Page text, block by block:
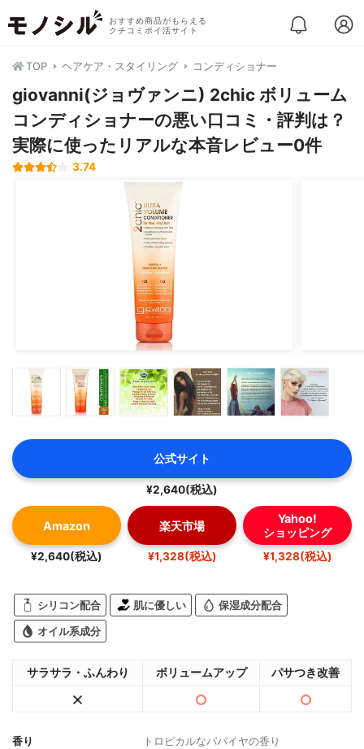
おすすめ商品がもらえる
クチコミポイ活サイト
TOP ヘアケア・スタイリング コンディショナー
giovanni(ジョヴァンニ) 2chic ボリューム
コンディショナーの悪い口コミ・評判は？
実際に使ったリアルな本音レビュー0件
3.74
公式サイト
¥2,640(税込)
Amazon
¥2,640(税込)
楽天市場
¥1,328(税込)
Yahoo!
ショッピング
¥1,328(税込)
シリコン配合 肌に優しい 保湿成分配合
オイル系成分
サラサラ・ふんわり ボリュームアップ パサつき改善
香り
トロピカルなパパイヤの香り